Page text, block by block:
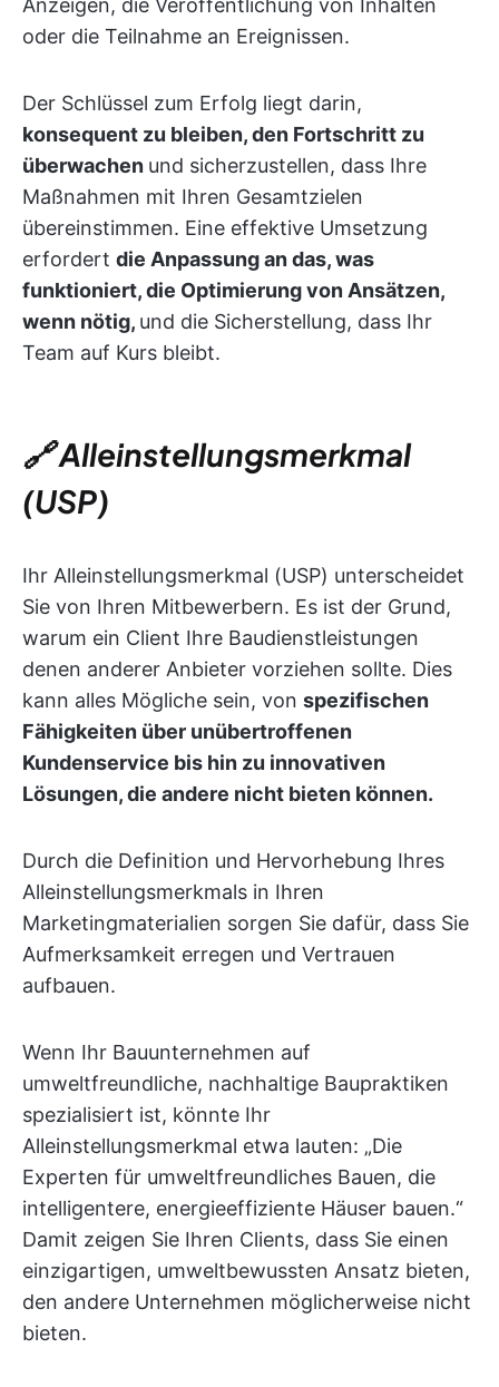
Anzeigen, die Veröffentlichung von Inhalten
oder die Teilnahme an Ereignissen.
Der Schlüssel zum Erfolg liegt darin,
konsequent zu bleiben, den Fortschritt zu
überwachen und sicherzustellen, dass Ihre
Maßnahmen mit Ihren Gesamtzielen
übereinstimmen. Eine effektive Umsetzung
erfordert die Anpassung an das, was
funktioniert, die Optimierung von Ansätzen,
wenn nötig, und die Sicherstellung, dass Ihr
Team auf Kurs bleibt.
🔗 Alleinstellungsmerkmal
(USP)
Ihr Alleinstellungsmerkmal (USP) unterscheidet
Sie von Ihren Mitbewerbern. Es ist der Grund,
warum ein Client Ihre Baudienstleistungen
denen anderer Anbieter vorziehen sollte. Dies
kann alles Mögliche sein, von spezifischen
Fähigkeiten über unübertroffenen
Kundenservice bis hin zu innovativen
Lösungen, die andere nicht bieten können.
Durch die Definition und Hervorhebung Ihres
Alleinstellungsmerkmals in Ihren
Marketingmaterialien sorgen Sie dafür, dass Sie
Aufmerksamkeit erregen und Vertrauen
aufbauen.
Wenn Ihr Bauunternehmen auf
umweltfreundliche, nachhaltige Baupraktiken
spezialisiert ist, könnte Ihr
Alleinstellungsmerkmal etwa lauten: „Die
Experten für umweltfreundliches Bauen, die
intelligentere, energieeffiziente Häuser bauen.“
Damit zeigen Sie Ihren Clients, dass Sie einen
einzigartigen, umweltbewussten Ansatz bieten,
den andere Unternehmen möglicherweise nicht
bieten.